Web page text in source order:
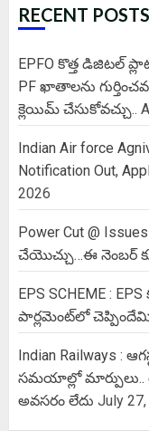
RECENT POSTS
EPFO కొత్త డిజిటల్
PF ఖాతాలను
క్లెయిమ్ చేసుకోవచ్చు..
Indian Air force
Notification Out,
2026
Power Cut @
చేయొచ్చు…ఈ నెంబర్
EPS SCHEME :
పార్లమెంట్‌లో
Indian Railways :
సమయాల్లో మార్పులు..
అవసరం లేదు July